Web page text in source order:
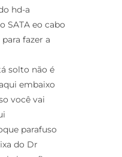
hd-a
SATA eo cabo
fazer a
solto não é
embaixo
você vai
parafuso
do Dr